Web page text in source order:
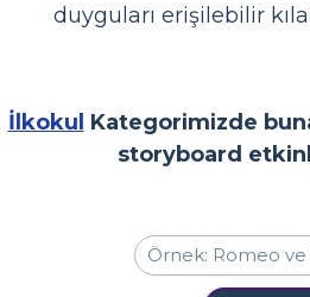
duyguları erişilebilir
İlkokul Kategorimizde
storyboard